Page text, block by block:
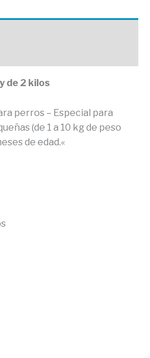
de 2 kilos
perros – Especial para
(de 1 a 10 kg de peso
de edad.«